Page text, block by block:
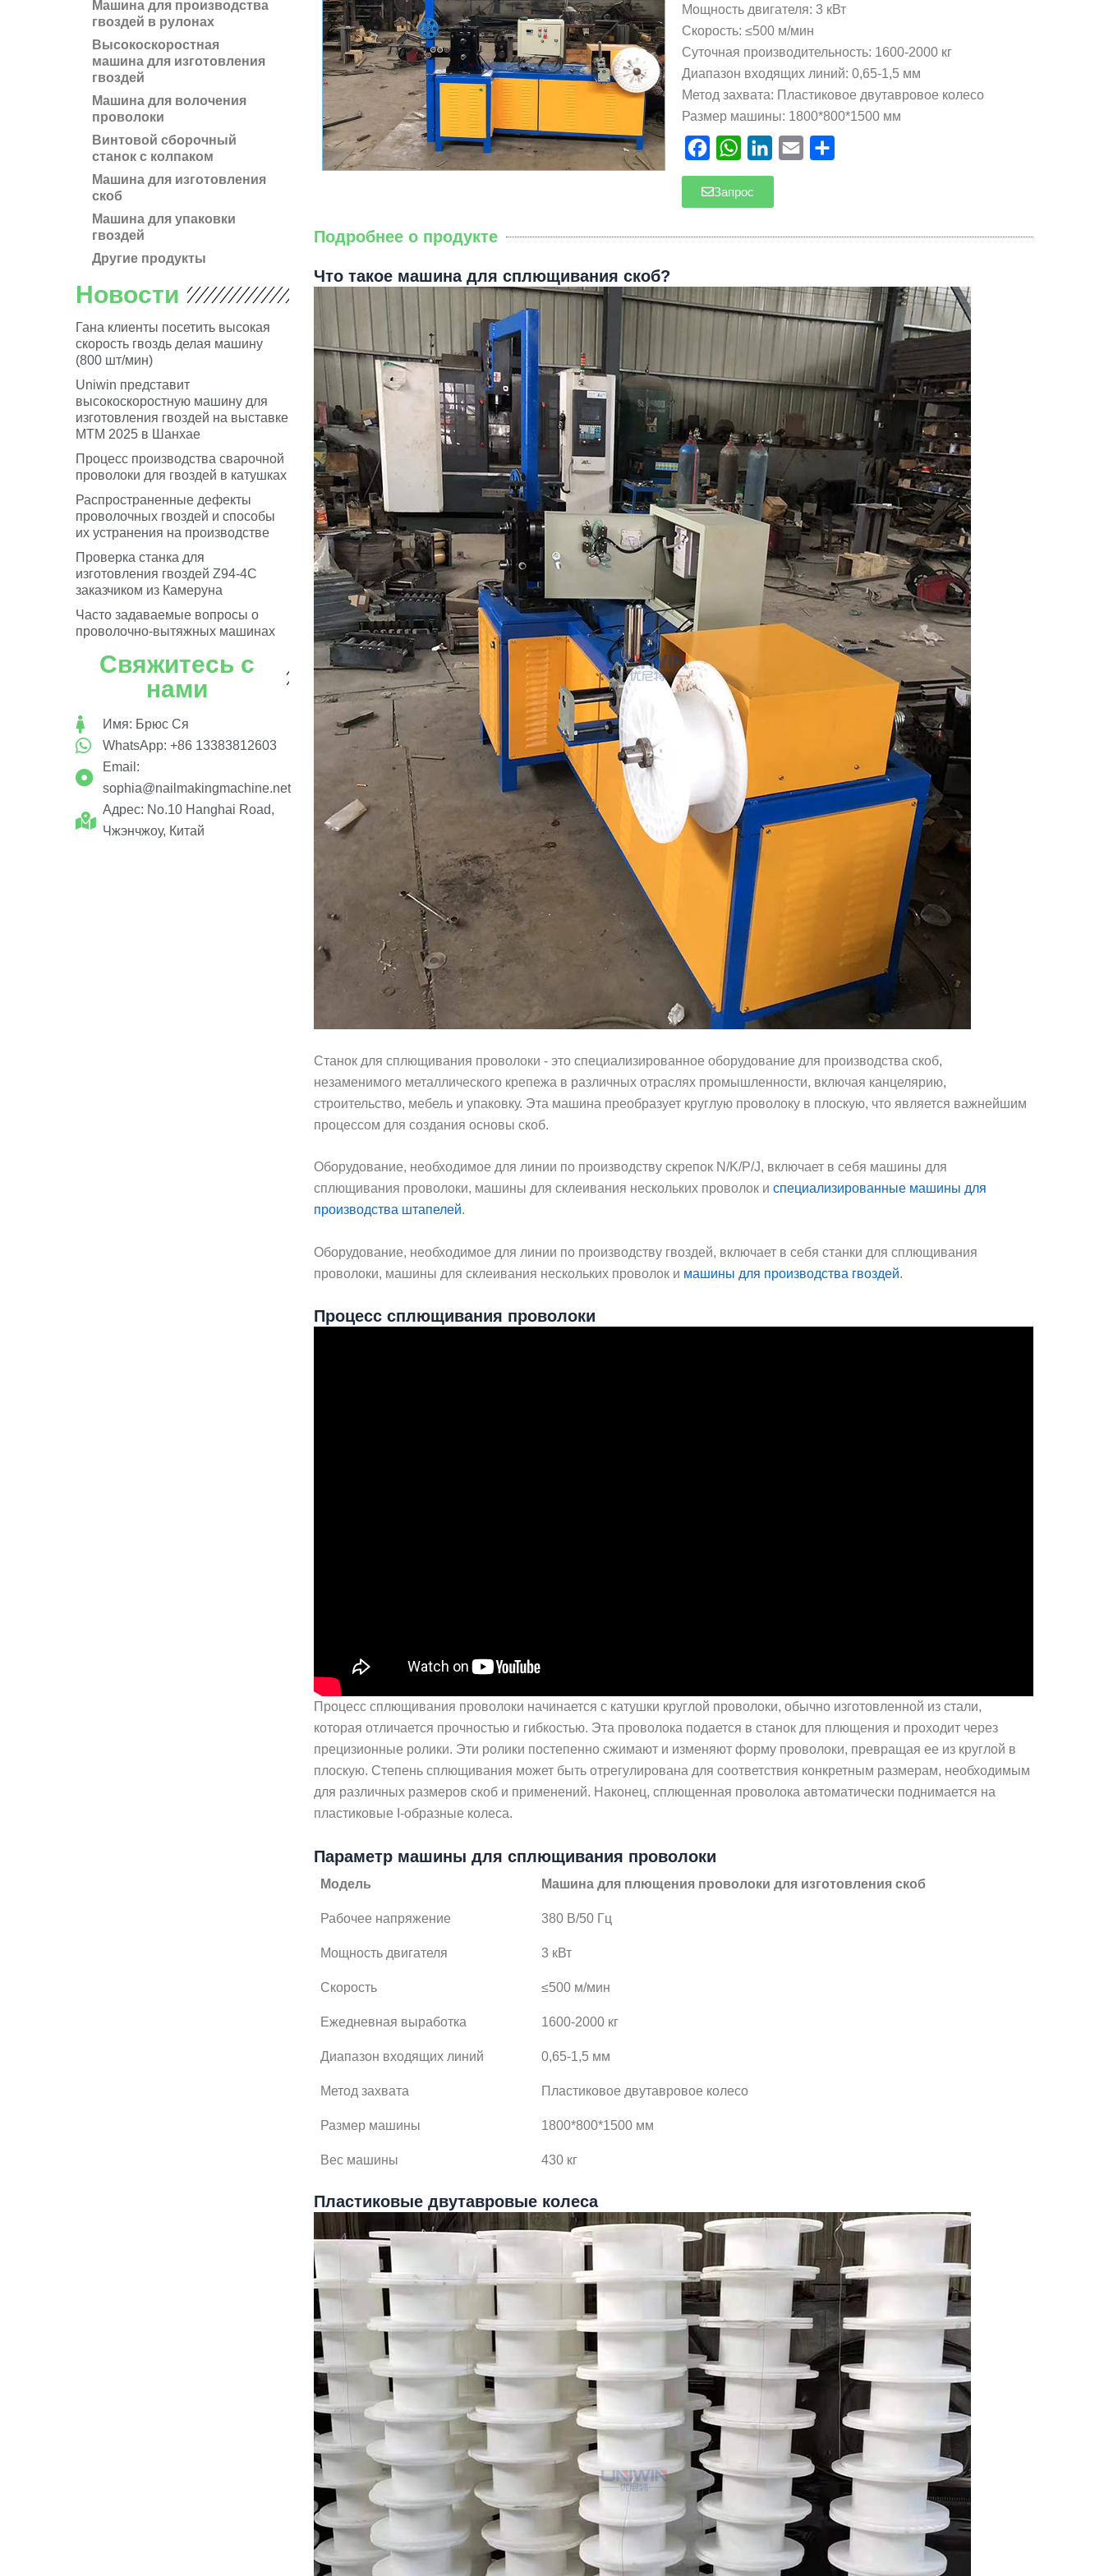
Машина для производства
гвоздей в рулонах
Высокоскоростная
машина для изготовления
гвоздей
Машина для волочения
проволоки
Винтовой сборочный
станок с колпаком
Машина для изготовления
скоб
Машина для упаковки
гвоздей
Другие продукты
Новости
Гана клиенты посетить высокая
скорость гвоздь делая машину
(800 шт/мин)
Uniwin представит
высокоскоростную машину для
изготовления гвоздей на выставке
MTM 2025 в Шанхае
Процесс производства сварочной
проволоки для гвоздей в катушках
Распространенные дефекты
проволочных гвоздей и способы
их устранения на производстве
Проверка станка для
изготовления гвоздей Z94-4C
заказчиком из Камеруна
Часто задаваемые вопросы о
проволочно-вытяжных машинах
Свяжитесь с
нами
Имя: Брюс Ся
WhatsApp: +86 13383812603
Email:
sophia@nailmakingmachine.net
Адрес: No.10 Hanghai Road,
Чжэнчжоу, Китай
Мощность двигателя: 3 кВт
Скорость: ≤500 м/мин
Суточная производительность: 1600-2000 кг
Диапазон входящих линий: 0,65-1,5 мм
Метод захвата: Пластиковое двутавровое колесо
Размер машины: 1800*800*1500 мм
FacebookWhatsAppLinkedIn
Email
Запрос
Подробнее о продукте
Что такое машина для сплющивания скоб?
Станок для сплющивания проволоки - это специализированное оборудование для производства скоб,
незаменимого металлического крепежа в различных отраслях промышленности, включая канцелярию,
строительство, мебель и упаковку. Эта машина преобразует круглую проволоку в плоскую, что является важнейшим
процессом для создания основы скоб.
Оборудование, необходимое для линии по производству скрепок N/K/P/J, включает в себя машины для
сплющивания проволоки, машины для склеивания нескольких проволок и специализированные машины для
производства штапелей.
Оборудование, необходимое для линии по производству гвоздей, включает в себя станки для сплющивания
проволоки, машины для склеивания нескольких проволок и машины для производства гвоздей.
Процесс сплющивания проволоки
Процесс сплющивания проволоки начинается с катушки круглой проволоки, обычно изготовленной из стали,
которая отличается прочностью и гибкостью. Эта проволока подается в станок для плющения и проходит через
прецизионные ролики. Эти ролики постепенно сжимают и изменяют форму проволоки, превращая ее из круглой в
плоскую. Степень сплющивания может быть отрегулирована для соответствия конкретным размерам, необходимым
для различных размеров скоб и применений. Наконец, сплющенная проволока автоматически поднимается на
пластиковые I-образные колеса.
Параметр машины для сплющивания проволоки
Модель Машина для плющения проволоки для изготовления скоб
Рабочее напряжение 380 В/50 Гц
Мощность двигателя 3 кВт
Скорость ≤500 м/мин
Ежедневная выработка 1600-2000 кг
Диапазон входящих линий 0,65-1,5 мм
Метод захвата Пластиковое двутавровое колесо
Размер машины 1800*800*1500 мм
Вес машины 430 кг
Пластиковые двутавровые колеса